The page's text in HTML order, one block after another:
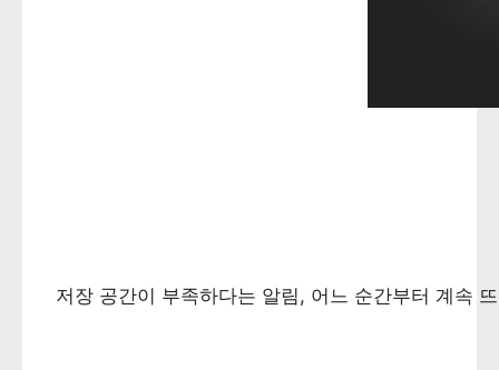
저장 공간이 부족하다는 알림, 어느 순간부터 계속